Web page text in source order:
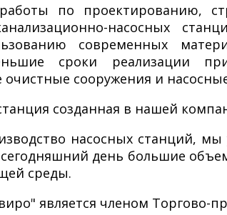
по проектированию,
насосных
современных
сроки реализации
сооружения и
созданная в нашей
насосных станций,
день большие
среды.
является членом Торгово-